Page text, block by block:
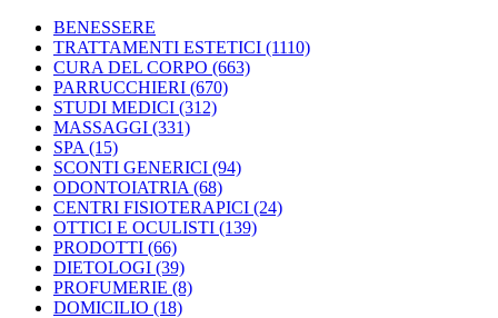
BENESSERE
TRATTAMENTI ESTETICI (1110)
CURA DEL CORPO (663)
PARRUCCHIERI (670)
STUDI MEDICI (312)
MASSAGGI (331)
SPA (15)
SCONTI GENERICI (94)
ODONTOIATRIA (68)
CENTRI FISIOTERAPICI (24)
OTTICI E OCULISTI (139)
PRODOTTI (66)
DIETOLOGI (39)
PROFUMERIE (8)
DOMICILIO (18)